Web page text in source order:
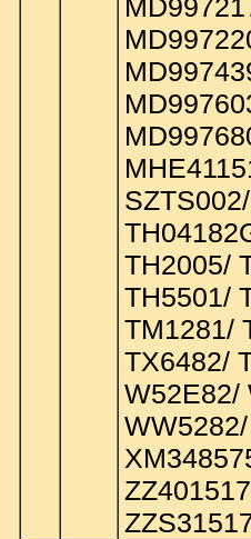
TH2005/
TH5501/
TM1281/
TX6482/
W52E82/